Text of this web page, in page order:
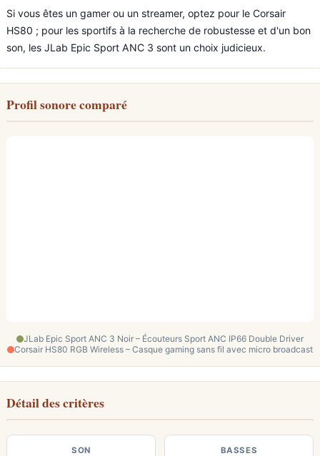
Si vous êtes un gamer ou un streamer, optez pour le Corsair
HS80 ; pour les sportifs à la recherche de robustesse et d'un bon
son, les JLab Epic Sport ANC 3 sont un choix judicieux.
Profil sonore comparé
JLab Epic Sport ANC 3 Noir – Écouteurs Sport ANC IP66 Double Driver
Corsair HS80 RGB Wireless – Casque gaming sans fil avec micro broadcast
Détail des critères
SON BASSES